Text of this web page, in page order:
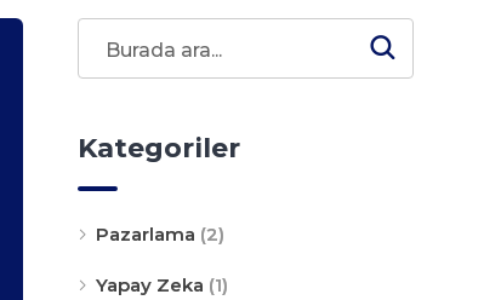
Kategoriler
Pazarlama (2)
Yapay Zeka (1)